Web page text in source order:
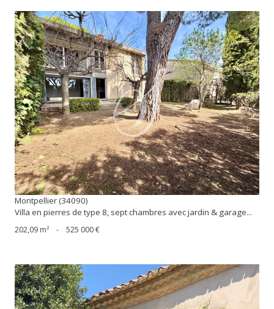
voir le bien
Montpellier (34090)
Villa en pierres de type 8, sept chambres avec jardin & garage...
202,09 m² - 525 000 €